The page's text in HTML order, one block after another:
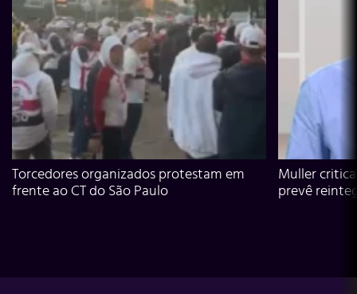
Torcedores organizados protestam em
frente ao CT do São Paulo
Muller
prevê